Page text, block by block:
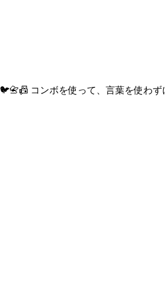
コンボを使って、言葉を使わ